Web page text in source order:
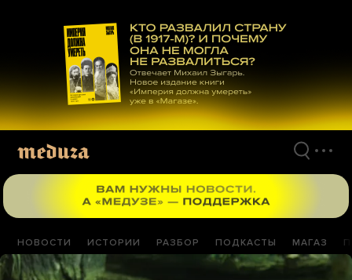
материалам
НОВОСТИ ИСТОРИИ РАЗБОР ПОДКАСТЫ МАГАЗ